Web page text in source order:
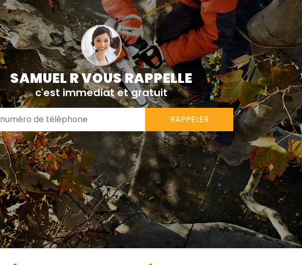
SAMUEL R VOUS RAPPELLE
c'est immediat et gratuit